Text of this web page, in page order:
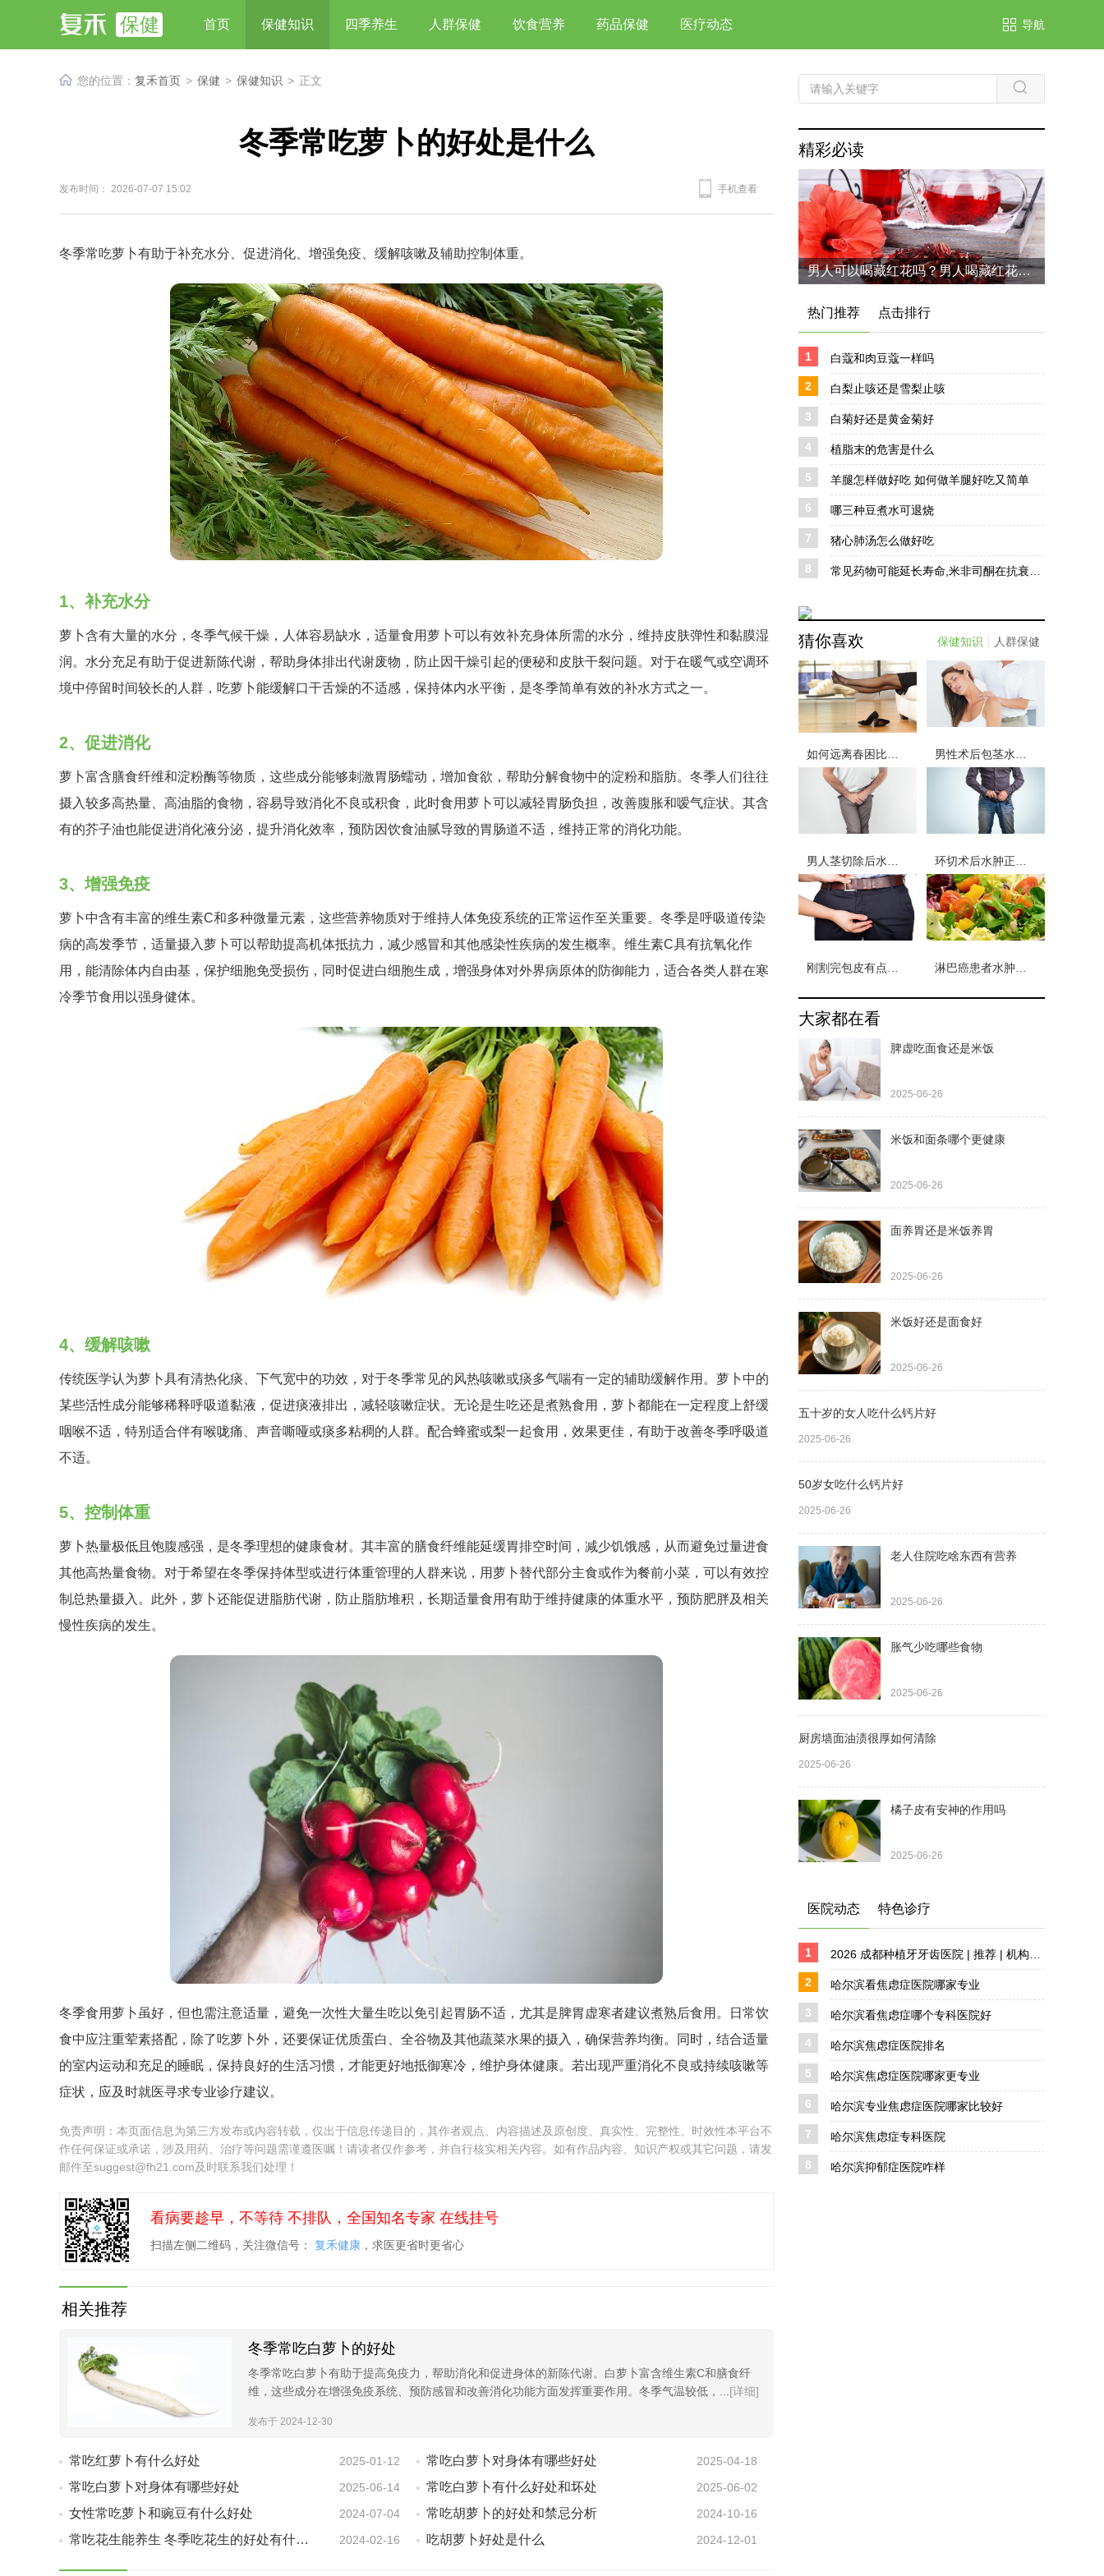
保健 首页 保健知识 四季养生 人群保健 饮食营养 药品保健 医疗动态 导航
您的位置： 复禾首页 > 保健 > 保健知识 > 正文
冬季常吃萝卜的好处是什么
发布时间： 2026-07-07 15:02 手机查看
冬季常吃萝卜有助于补充水分、促进消化、增强免疫、缓解咳嗽及辅助控制体重。
1、补充水分
萝卜含有大量的水分，冬季气候干燥，人体容易缺水，适量食用萝卜可以有效补充身体所需的水分，维持皮肤弹性和黏膜湿
润。水分充足有助于促进新陈代谢，帮助身体排出代谢废物，防止因干燥引起的便秘和皮肤干裂问题。对于在暖气或空调环
境中停留时间较长的人群，吃萝卜能缓解口干舌燥的不适感，保持体内水平衡，是冬季简单有效的补水方式之一。
2、促进消化
萝卜富含膳食纤维和淀粉酶等物质，这些成分能够刺激胃肠蠕动，增加食欲，帮助分解食物中的淀粉和脂肪。冬季人们往往
摄入较多高热量、高油脂的食物，容易导致消化不良或积食，此时食用萝卜可以减轻胃肠负担，改善腹胀和嗳气症状。其含
有的芥子油也能促进消化液分泌，提升消化效率，预防因饮食油腻导致的胃肠道不适，维持正常的消化功能。
3、增强免疫
萝卜中含有丰富的维生素C和多种微量元素，这些营养物质对于维持人体免疫系统的正常运作至关重要。冬季是呼吸道传染
病的高发季节，适量摄入萝卜可以帮助提高机体抵抗力，减少感冒和其他感染性疾病的发生概率。维生素C具有抗氧化作
用，能清除体内自由基，保护细胞免受损伤，同时促进白细胞生成，增强身体对外界病原体的防御能力，适合各类人群在寒
冷季节食用以强身健体。
4、缓解咳嗽
传统医学认为萝卜具有清热化痰、下气宽中的功效，对于冬季常见的风热咳嗽或痰多气喘有一定的辅助缓解作用。萝卜中的
某些活性成分能够稀释呼吸道黏液，促进痰液排出，减轻咳嗽症状。无论是生吃还是煮熟食用，萝卜都能在一定程度上舒缓
咽喉不适，特别适合伴有喉咙痛、声音嘶哑或痰多粘稠的人群。配合蜂蜜或梨一起食用，效果更佳，有助于改善冬季呼吸道
不适。
5、控制体重
萝卜热量极低且饱腹感强，是冬季理想的健康食材。其丰富的膳食纤维能延缓胃排空时间，减少饥饿感，从而避免过量进食
其他高热量食物。对于希望在冬季保持体型或进行体重管理的人群来说，用萝卜替代部分主食或作为餐前小菜，可以有效控
制总热量摄入。此外，萝卜还能促进脂肪代谢，防止脂肪堆积，长期适量食用有助于维持健康的体重水平，预防肥胖及相关
慢性疾病的发生。
冬季食用萝卜虽好，但也需注意适量，避免一次性大量生吃以免引起胃肠不适，尤其是脾胃虚寒者建议煮熟后食用。日常饮
食中应注重荤素搭配，除了吃萝卜外，还要保证优质蛋白、全谷物及其他蔬菜水果的摄入，确保营养均衡。同时，结合适量
的室内运动和充足的睡眠，保持良好的生活习惯，才能更好地抵御寒冷，维护身体健康。若出现严重消化不良或持续咳嗽等
症状，应及时就医寻求专业诊疗建议。
免责声明：本页面信息为第三方发布或内容转载，仅出于信息传递目的，其作者观点、内容描述及原创度、真实性、完整性、时效性本平台不
作任何保证或承诺，涉及用药、治疗等问题需谨遵医嘱！请读者仅作参考，并自行核实相关内容。如有作品内容、知识产权或其它问题，请发
邮件至suggest@fh21.com及时联系我们处理！
看病要趁早，不等待 不排队，全国知名专家 在线挂号
扫描左侧二维码，关注微信号： 复禾健康 ，求医更省时更省心
相关推荐
冬季常吃白萝卜的好处
冬季常吃白萝卜有助于提高免疫力，帮助消化和促进身体的新陈代谢。白萝卜富含维生素C和膳食纤
维，这些成分在增强免疫系统、预防感冒和改善消化功能方面发挥重要作用。冬季气温较低，... [详细]
发布于 2024-12-30
常吃红萝卜有什么好处 2025-01-12 常吃白萝卜对身体有哪些好处 2025-04-18
常吃白萝卜对身体有哪些好处 2025-06-14 常吃白萝卜有什么好处和坏处 2025-06-02
女性常吃萝卜和豌豆有什么好处 2024-07-04 常吃胡萝卜的好处和禁忌分析 2024-10-16
常吃花生能养生 冬季吃花生的好处有什么？ 2024-02-16 吃胡萝卜好处是什么 2024-12-01
精彩必读
男人可以喝藏红花吗？男人喝藏红花的六个好处
热门推荐 点击排行
1 白蔻和肉豆蔻一样吗
2 白梨止咳还是雪梨止咳
3 白菊好还是黄金菊好
4 植脂末的危害是什么
5 羊腿怎样做好吃 如何做羊腿好吃又简单
6 哪三种豆煮水可退烧
7 猪心肺汤怎么做好吃
8
猜你喜欢 保健知识 人群保健
大家都在看
脾虚吃面食还是米饭
2025-06-26
米饭和面条哪个更健康
2025-06-26
面养胃还是米饭养胃
2025-06-26
米饭好还是面食好
2025-06-26
五十岁的女人吃什么钙片好
2025-06-26
50岁女吃什么钙片好
2025-06-26
老人住院吃啥东西有营养
2025-06-26
胀气少吃哪些食物
2025-06-26
厨房墙面油渍很厚如何清除
2025-06-26
橘子皮有安神的作用吗
2025-06-26
医院动态 特色诊疗
1
2 哈尔滨看焦虑症医院哪家专业
3 哈尔滨看焦虑症哪个专科医院好
4 哈尔滨焦虑症医院排名
5 哈尔滨焦虑症医院哪家更专业
6 哈尔滨专业焦虑症医院哪家比较好
7 哈尔滨焦虑症专科医院
8 哈尔滨抑郁症医院咋样